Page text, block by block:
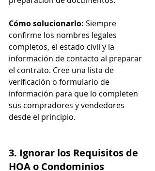
Cómo solucionarlo: Siempre
confirme los nombres legales
completos, el estado civil y la
información de contacto al preparar
el contrato. Cree una lista de
verificación o formulario de
información para que lo completen
sus compradores y vendedores
desde el principio.
3. Ignorar los Requisitos de
HOA o Condominios